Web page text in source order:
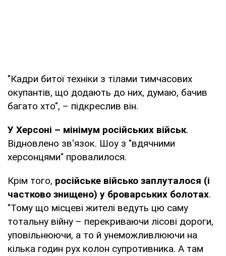
"Кадри битої техніки з тілами тимчасових
окупантів, що додають до них, думаю, бачив
багато хто", – підкреслив він.
У Херсоні – мінімум російських військ.
Відновлено зв'язок. Шоу з "вдячними
херсонцями" провалилося.
Крім того, російське військо заплуталося (і
частково знищено) у броварських болотах.
"Тому що місцеві жителі ведуть цю саму
тотальну війну – перекриваючи лісові дороги,
уповільнюючи, а то й унеможливлюючи на
кілька годин рух колон супротивника. А там